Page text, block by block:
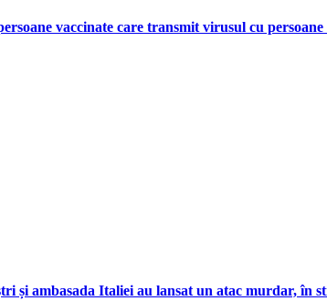
vaccinate care transmit virusul cu
și ambasada Italiei au lansat un atac murdar, în